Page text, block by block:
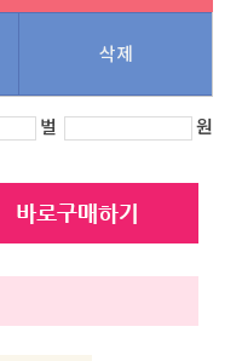
삭제
벌 원